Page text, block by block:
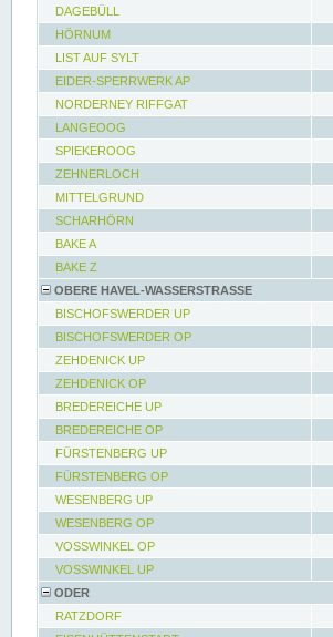
DAGEBÜLL
HÖRNUM
LIST AUF SYLT
EIDER-SPERRWERK AP
NORDERNEY RIFFGAT
LANGEOOG
SPIEKEROOG
ZEHNERLOCH
MITTELGRUND
SCHARHÖRN
BAKE A
BAKE Z
OBERE HAVEL-WASSERSTRASSE
BISCHOFSWERDER UP
BISCHOFSWERDER OP
ZEHDENICK UP
ZEHDENICK OP
BREDEREICHE UP
BREDEREICHE OP
FÜRSTENBERG UP
FÜRSTENBERG OP
WESENBERG UP
WESENBERG OP
VOSSWINKEL OP
VOSSWINKEL UP
ODER
RATZDORF